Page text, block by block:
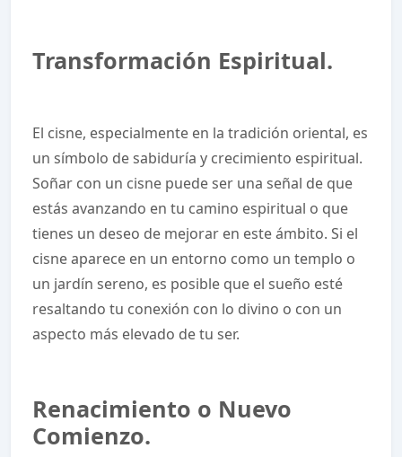
Transformación Espiritual.
El cisne, especialmente en la tradición oriental, es
un símbolo de sabiduría y crecimiento espiritual.
Soñar con un cisne puede ser una señal de que
estás avanzando en tu camino espiritual o que
tienes un deseo de mejorar en este ámbito. Si el
cisne aparece en un entorno como un templo o
un jardín sereno, es posible que el sueño esté
resaltando tu conexión con lo divino o con un
aspecto más elevado de tu ser.
Renacimiento o Nuevo
Comienzo.